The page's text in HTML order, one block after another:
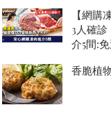
【網購
3人確
介5間:
香脆植